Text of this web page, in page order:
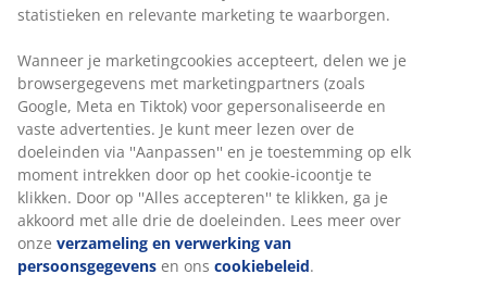
statistieken en relevante marketing te waarborgen.
Wanneer je marketingcookies accepteert, delen we je
browsergegevens met marketingpartners (zoals
Google, Meta en Tiktok) voor gepersonaliseerde en
vaste advertenties. Je kunt meer lezen over de
doeleinden via ''Aanpassen'' en je toestemming op elk
moment intrekken door op het cookie-icoontje te
klikken. Door op ''Alles accepteren'' te klikken, ga je
akkoord met alle drie de doeleinden. Lees meer over
onze verzameling en verwerking van
persoonsgegevens en ons cookiebeleid.